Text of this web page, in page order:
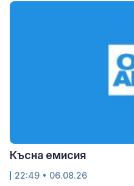
Късна емисия
22:49 • 06.08.26